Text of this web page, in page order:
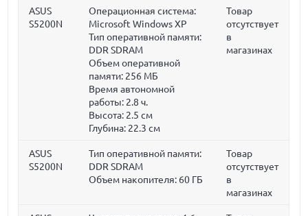
ASUS
S5200N
Операционная система:
Microsoft Windows XP
Тип оперативной памяти:
DDR SDRAM
Объем оперативной
памяти: 256 МБ
Время автономной
работы: 2.8 ч.
Высота: 2.5 см
Глубина: 22.3 см
Товар
отсутствует
в
магазинах
ASUS
S5200N
Тип оперативной памяти:
DDR SDRAM
Объем накопителя: 60 ГБ
Товар
отсутствует
в
магазинах